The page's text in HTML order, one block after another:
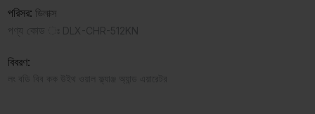
পরিসর: ডিলাক্স
বিবরণ: